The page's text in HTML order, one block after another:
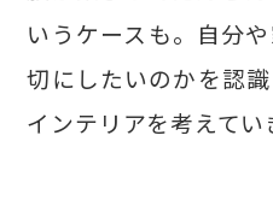
いうケースも。自分
切にしたいのかを認
インテリアを考えてい